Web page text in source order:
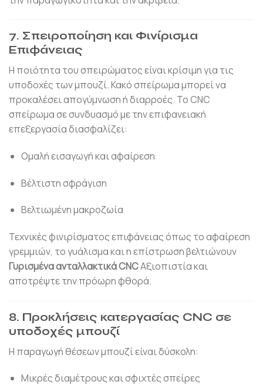
7. Σπειροποίηση και Φινίρισμα
Επιφάνειας
Η ποιότητα του σπειρώματος είναι κρίσιμη για τις
υποδοχές των μπουζί. Κακό σπείρωμα μπορεί να
προκαλέσει απογύμνωση ή διαρροές. Το CNC
σπείρωμα σε συνδυασμό με την επιφανειακή
επεξεργασία διασφαλίζει:
Ομαλή εισαγωγή και αφαίρεση
Βέλτιστη σφράγιση
Βελτιωμένη μακροζωία
Τεχνικές φινιρίσματος επιφάνειας όπως το αφαίρεση
γρεμμιών, το γυάλισμα και η επίστρωση βελτιώνουν
Γυρισμένα ανταλλακτικά CNCΑξιοπιστία και
αποτρέψτε την πρόωρη φθορά.
8. Προκλήσεις κατεργασίας CNC σε
υποδοχές μπουζί
Η παραγωγή θέσεων μπουζί είναι δύσκολη:
Μικρές διαμέτρους και σφιχτές σπείρες